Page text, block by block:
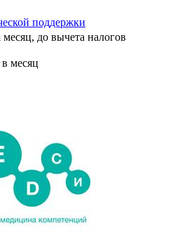
поддержки
месяц, до вычета налогов
месяц